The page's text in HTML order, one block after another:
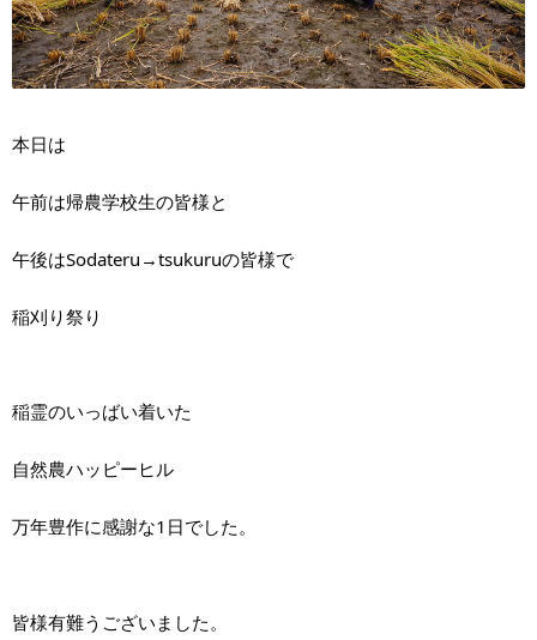
本日は
午前は帰農学校生の皆様と
午後はSodateru→tsukuruの皆様で
稲刈り祭り
稲霊のいっばい着いた
自然農ハッピーヒル
万年豊作に感謝な1日でした。
皆様有難うございました。